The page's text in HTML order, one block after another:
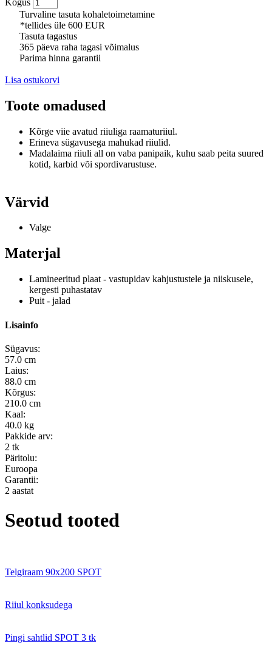
Turvaline tasuta kohaletoimetamine
*tellides üle 600 EUR
Tasuta tagastus
365 päeva raha tagasi võimalus
Parima hinna garantii
Lisa ostukorvi
Toote omadused
Kõrge viie avatud riiuliga raamaturiiul.
Erineva sügavusega mahukad riiulid.
Madalaima riiuli all on vaba panipaik, kuhu saab peita suured
kotid, karbid või spordivarustuse.
Värvid
Valge
Materjal
Lamineeritud plaat - vastupidav kahjustustele ja niiskusele,
kergesti puhastatav
Puit - jalad
Lisainfo
Sügavus:
57.0 cm
Laius:
88.0 cm
Kõrgus:
210.0 cm
Kaal:
40.0 kg
Pakkide arv:
2 tk
Päritolu:
Euroopa
Garantii:
2 aastat
Seotud tooted
Telgiraam 90x200 SPOT
Riiul konksudega
Pingi sahtlid SPOT 3 tk